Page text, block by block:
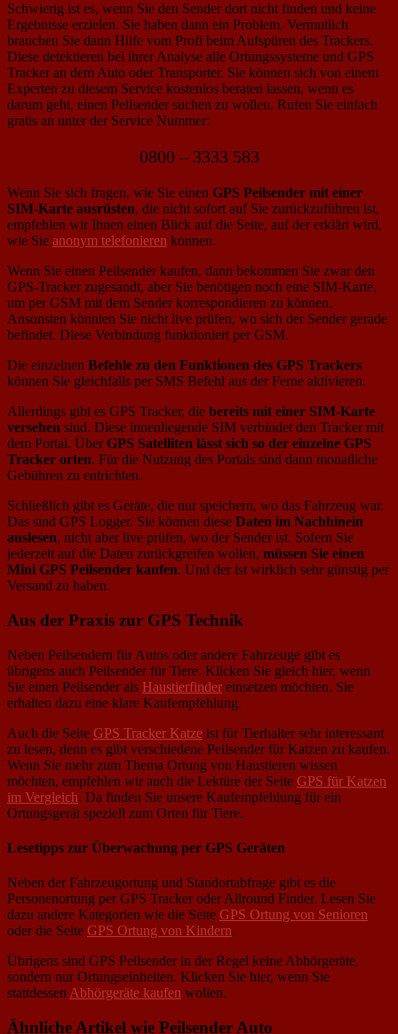
Schwierig ist es, wenn Sie den Sender dort nicht finden und keine
Ergebnisse erzielen. Sie haben dann ein Problem. Vermutlich
brauchen Sie dann Hilfe vom Profi beim Aufspüren des Trackers.
Diese detektieren bei ihrer Analyse alle Ortungssysteme und GPS
Tracker an dem Auto oder Transporter. Sie können sich von einem
Experten zu diesem Service kostenlos beraten lassen, wenn es
darum geht, einen Peilsender suchen zu wollen. Rufen Sie einfach
gratis an unter der Service Nummer:
0800 – 3333 583
Wenn Sie sich fragen, wie Sie einen GPS Peilsender mit einer
SIM-Karte ausrüsten, die nicht sofort auf Sie zurückzuführen ist,
empfehlen wir Ihnen einen Blick auf die Seite, auf der erklärt wird,
wie Sie anonym telefonieren können.
Wenn Sie einen Peilsender kaufen, dann bekommen Sie zwar den
GPS-Tracker zugesandt, aber Sie benötigen noch eine SIM-Karte,
um per GSM mit dem Sender korrespondieren zu können.
Ansonsten könnten Sie nicht live prüfen, wo sich der Sender gerade
befindet. Diese Verbindung funktioniert per GSM.
Die einzelnen Befehle zu den Funktionen des GPS Trackers
können Sie gleichfalls per SMS Befehl aus der Ferne aktivieren.
Allerdings gibt es GPS Tracker, die bereits mit einer SIM-Karte
versehen sind. Diese innenliegende SIM verbindet den Tracker mit
dem Portal. Über GPS Satelliten lässt sich so der einzelne GPS
Tracker orten. Für die Nutzung des Portals sind dann monatliche
Gebühren zu entrichten.
Schließlich gibt es Geräte, die nur speichern, wo das Fahrzeug war.
Das sind GPS Logger. Sie können diese Daten im Nachhinein
auslesen, nicht aber live prüfen, wo der Sender ist. Sofern Sie
jederzeit auf die Daten zurückgreifen wollen, müssen Sie einen
Mini GPS Peilsender kaufen. Und der ist wirklich sehr günstig per
Versand zu haben.
Aus der Praxis zur GPS Technik
Neben Peilsendern für Autos oder andere Fahrzeuge gibt es
übrigens auch Peilsender für Tiere. Klicken Sie gleich hier, wenn
Sie einen Peilsender als Haustierfinder einsetzen möchten. Sie
erhalten dazu eine klare Kaufempfehlung.
Auch die Seite GPS Tracker Katze ist für Tierhalter sehr interessant
zu lesen, denn es gibt verschiedene Peilsender für Katzen zu kaufen.
Wenn Sie mehr zum Thema Ortung von Haustieren wissen
möchten, empfehlen wir auch die Lektüre der Seite GPS für Katzen
im Vergleich. Da finden Sie unsere Kaufempfehlung für ein
Ortungsgerät speziell zum Orten für Tiere.
Lesetipps zur Überwachung per GPS Geräten
Neben der Fahrzeugortung und Standortabfrage gibt es die
Personenortung per GPS Tracker oder Allround Finder. Lesen Sie
dazu andere Kategorien wie die Seite GPS Ortung von Senioren
oder die Seite GPS Ortung von Kindern.
Übrigens sind GPS Peilsender in der Regel keine Abhörgeräte,
sondern nur Ortungseinheiten. Klicken Sie hier, wenn Sie
stattdessen Abhörgeräte kaufen wollen.
Ähnliche Artikel wie Peilsender Auto